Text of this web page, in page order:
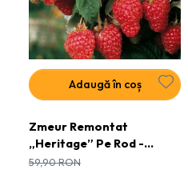
Adaugă în coș
Zmeur Remontat
„Heritage” Pe Rod -
Ghiveci 2L - H 30 - 40 cm
59,90RON